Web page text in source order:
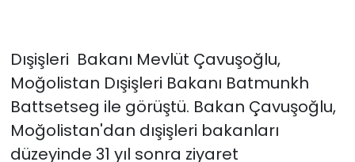
Dışişleri Bakanı Mevlüt Çavuşoğlu,
Moğolistan Dışişleri Bakanı Batmunkh
Battsetseg ile görüştü. Bakan Çavuşoğlu,
Moğolistan'dan dışişleri bakanları
düzeyinde 31 yıl sonra ziyaret